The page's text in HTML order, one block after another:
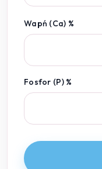
Wapń (Ca) %
Fosfor (P) %